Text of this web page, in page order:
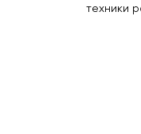
техники